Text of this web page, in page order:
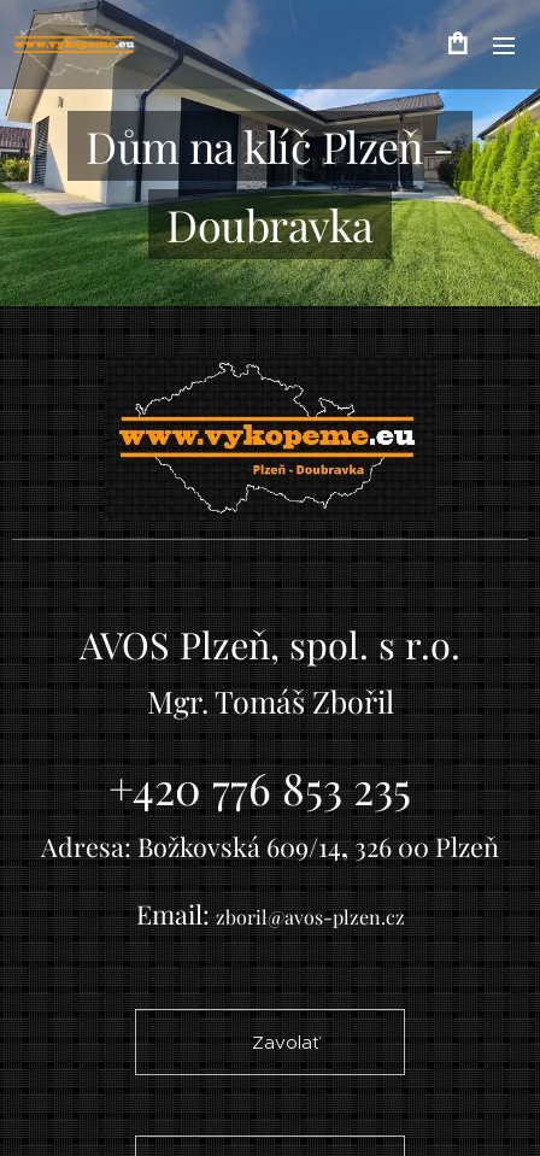
Dům na klíč Plzeň -
Doubravka
AVOS Plzeň, spol. s r.o.
Mgr.Tomáš Zbořil
+420 776 853 235
Adresa:Božkovská 609/14,326 00 Plzeň
Email:zboril@avos-plzen.cz
☎ Zavolať